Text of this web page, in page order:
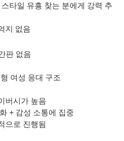
타일 유흥 찾는 분에게 강력 추
지 없음
판 없음
여성 응대 구조
버시가 높음
+ 감성 소통에 집중
으로 진행됨